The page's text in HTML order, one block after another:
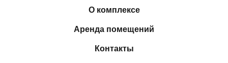
О комплексе
Аренда помещений
Контакты